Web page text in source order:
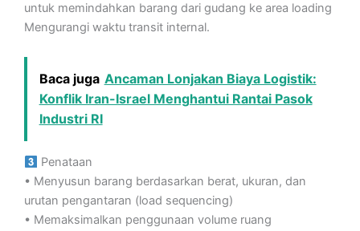
untuk memindahkan barang dari gudang ke area loading
Mengurangi waktu transit internal.
Baca juga Ancaman Lonjakan Biaya Logistik:
Konflik Iran-Israel Menghantui Rantai Pasok
Industri RI
Penataan
• Menyusun barang berdasarkan berat, ukuran, dan
urutan pengantaran (load sequencing)
• Memaksimalkan penggunaan volume ruang